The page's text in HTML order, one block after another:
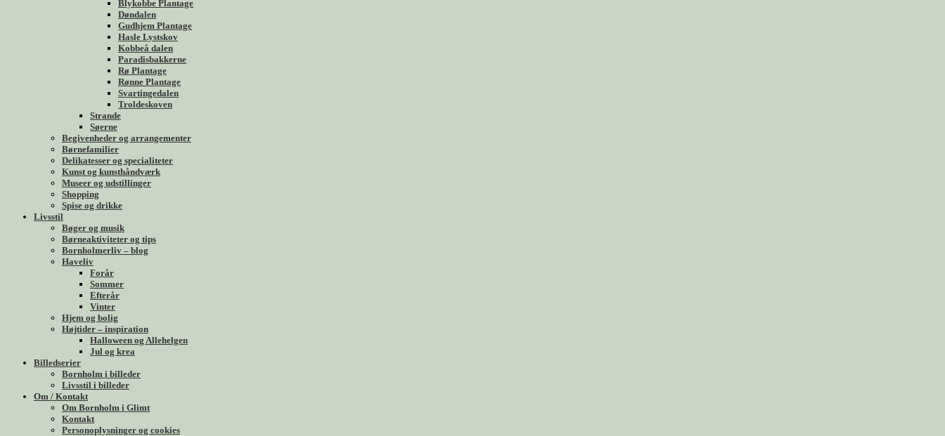
Blykobbe Plantage
Døndalen
Gudhjem Plantage
Hasle Lystskov
Kobbeå dalen
Paradisbakkerne
Rø Plantage
Rønne Plantage
Svartingedalen
Troldeskoven
Strande
Søerne
Begivenheder og arrangementer
Børnefamilier
Delikatesser og specialiteter
Kunst og kunsthåndværk
Museer og udstillinger
Shopping
Spise og drikke
Livsstil
Bøger og musik
Børneaktiviteter og tips
Bornholmerliv – blog
Haveliv
Forår
Sommer
Efterår
Vinter
Hjem og bolig
Højtider – inspiration
Halloween og Allehelgen
Jul og krea
Billedserier
Bornholm i billeder
Livsstil i billeder
Om / Kontakt
Om Bornholm i Glimt
Kontakt
Personoplysninger og cookies